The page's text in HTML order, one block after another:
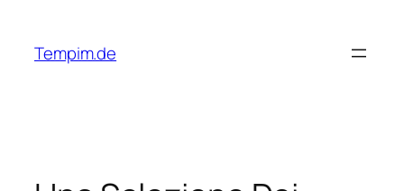
content
Tempim.de